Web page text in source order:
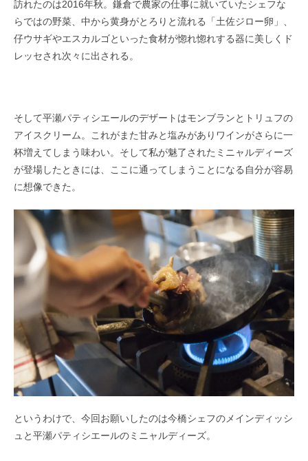
訪れたのは2016年秋。鎌倉で農家の仕事に就いていたシェフな
らではの野菜、中から黄身がとろりと流れる「土佐ジロー卵」、
仔ウサギやエスカルゴといった食材が惚れ惚れする器に美しくド
レッセされ次々に出される。
そして平瀬パティシエールのデザートはモンブランとトリュフの
アイスクリーム。これがまた甘みと塩みがありワインがさらに一
杯増えてしまう味わい。そして私が魅了されたミニャルディーズ
が登場したときには、ここに通ってしまうことになる自分が容易
に想像できた。
というわけで、今回お願いしたのは今橋シェフのメインディッシ
ュと平瀬パティシエールのミニャルディーズ。